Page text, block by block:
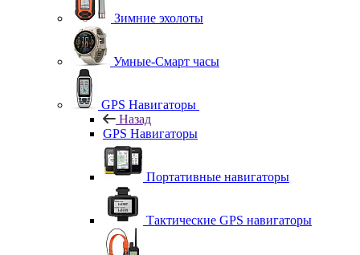
Зимние эхолоты
Умные-Смарт часы
GPS Навигаторы
Назад
GPS Навигаторы
Портативные навигаторы
Тактические GPS навигаторы